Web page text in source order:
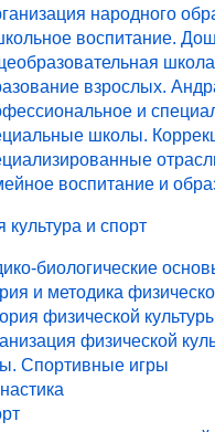
народного
воспитание.
взрослых.
и
школы.
воспитание и
культура и спорт
биологические
и методика
физической
физической
Спортивные игры